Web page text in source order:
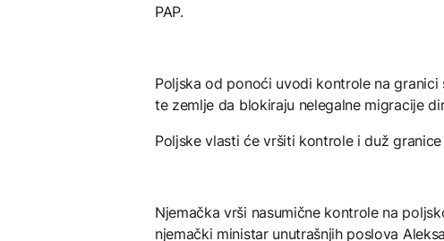
PAP.
Poljska od ponoći uvodi kontrole na
te zemlje da blokiraju nelegalne migracije
Poljske vlasti će vršiti kontrole i duž
Njemačka vrši nasumične kontrole na
njemački ministar unutrašnjih poslova